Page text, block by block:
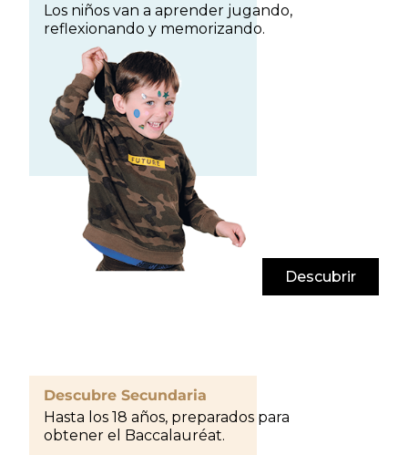
Los niños van a aprender jugando,
reflexionando y memorizando.
Descubrir
Descubre Secundaria
Hasta los 18 años, preparados para
obtener el Baccalauréat.